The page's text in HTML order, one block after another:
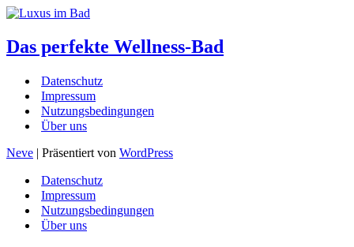
Das perfekte Wellness-Bad
Datenschutz
Impressum
Nutzungsbedingungen
Über uns
Neve | Präsentiert von WordPress
Datenschutz
Impressum
Nutzungsbedingungen
Über uns